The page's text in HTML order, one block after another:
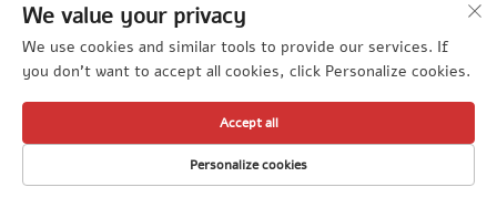
Wysokiej przejrzystości akrylowy organizator do perfum i
wystawa kosmetyków – wielopoziomowa stołowa akrylowa
wystawa trapezoidalna marki JIN DA zapewnia niezawodne
przechowywanie, łatwe czyszczenie oraz elegancką prezentację.
Pomaga utrzymać porządek, chroni przedmioty i ułatwia
codzienne rutyny, czyniąc je bardziej płynnymi i
przyjemniejszymi. To praktyczne, atrakcyjne i trwałe
rozwiązanie – solidny wybór dla każdego, kto szuka
przezroczystego i uporządkowanego miejsca do
We value your privacy
We use cookies and similar tools to provide our services. If
you don't want to accept all cookies, click Personalize cookies.
Personalize cookies
Accept all